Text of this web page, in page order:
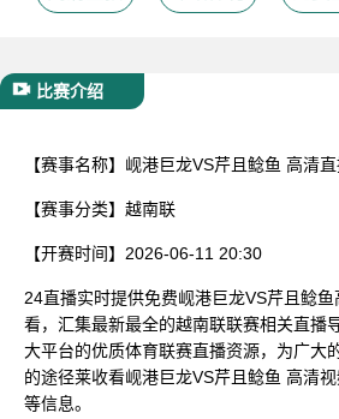
比赛介绍
【赛事名称】 岘港巨龙VS芹且鲶鱼 高清
【赛事分类】 越南联
【开赛时间】 2026-06-11 20:30
24直播实时提供免费岘港巨龙VS芹且鲶
看，汇集最新最全的越南联联赛相关直播
大平台的优质体育联赛直播资源，为广大
的途径莱收看岘港巨龙VS芹且鲶鱼 高清
等信息。